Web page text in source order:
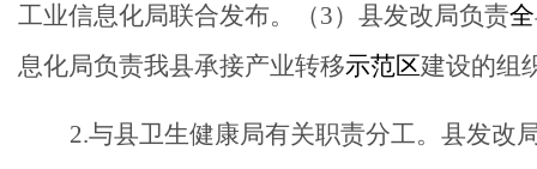
工业信息化局联合发布。（3）县发改局负责全
息化局负责我县承接产业转移示范区建设的组
2.与县卫生健康局有关职责分工。县发改